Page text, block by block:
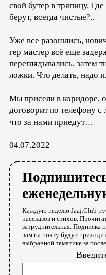
свой бутер в тряпицу.
берут, всегда чистые?..
Уже все разошлись,
гер мастер всё еще
переглядывались, затем
ложки. Что делать, надо
Мы присели в коридоре,
договорит по телефону с
что за нами приедут…
04.07.2022
Каждую неделю Jaaj.Club
рассказов и стихов.
затруднительная. Подписка
вам на почту будут
выбранной тематике за